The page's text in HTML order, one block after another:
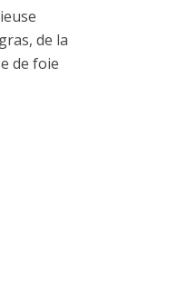
de la
de foie